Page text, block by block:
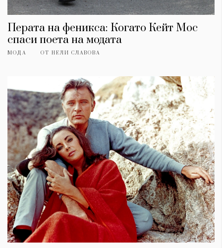
Перата на феникса: Когато Кейт Мос
спаси поета на модата
МОДА ОТ НЕЛИ СЛАВОВА